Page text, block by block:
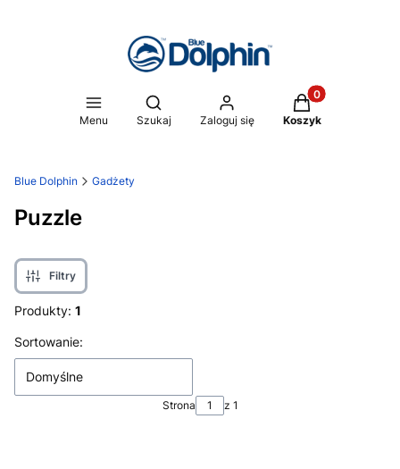
Menu
Otwórz wyszukiwarkę
Szukaj Zaloguj się
Produkty w
Koszyk
Blue Dolphin Gadżety
Puzzle
Filtry
Produkty: 1
Lista produktów
Sortowanie:
Domyślne
Strona z 1